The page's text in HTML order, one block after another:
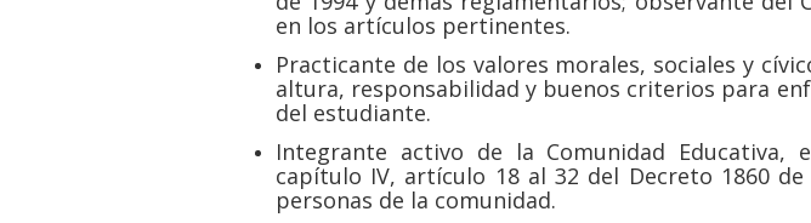
en los artículos pertinentes.
Practicante de los valores morales, sociales y
altura, responsabilidad y buenos criterios para
del estudiante.
Integrante activo de la Comunidad Educativa,
capítulo IV, artículo 18 al 32 del Decreto 1860
personas de la comunidad.